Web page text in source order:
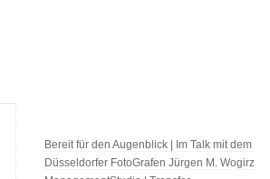
Bereit für den Augenblick | Im Talk mit dem
Düsseldorfer FotoGrafen Jürgen M. Wogirz